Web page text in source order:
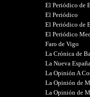
El Periódico de
El Periódico
El Periódico de
El Periódico
Faro de Vigo
La Crónica de
La Nueva
La Opinión A
La Opinión de
La Opinión de